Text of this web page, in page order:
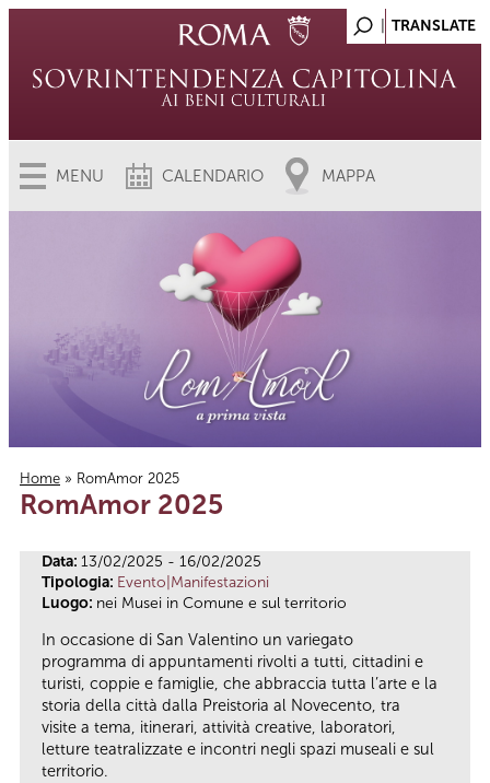
MENU CALENDARIO MAPPA
Tu sei qui
Home » RomAmor 2025
RomAmor 2025
Data: 13/02/2025 - 16/02/2025
Tipologia: Evento|Manifestazioni
Luogo: nei Musei in Comune e sul territorio
In occasione di San Valentino un variegato
programma di appuntamenti rivolti a tutti, cittadini e
turisti, coppie e famiglie, che abbraccia tutta l’arte e la
storia della città dalla Preistoria al Novecento, tra
visite a tema, itinerari, attività creative, laboratori,
letture teatralizzate e incontri negli spazi museali e sul
territorio.